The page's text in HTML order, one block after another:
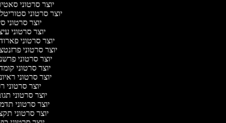
יוצר סרטוני
יוצר סרטוני
יוצר סרטוני
יוצר סרטוני
יוצר סרטוני
יוצר סרטוני
יוצר סרטוני
יוצר סרטוני
יוצר סרטוני
יוצר סרטוני
יוצר סרטוני
יוצר סרטוני
יוצר סרטוני